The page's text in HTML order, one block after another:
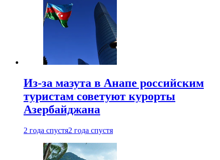
Из-за мазута в Анапе российским
туристам советуют курорты
Азербайджана
2 года спустя2 года спустя